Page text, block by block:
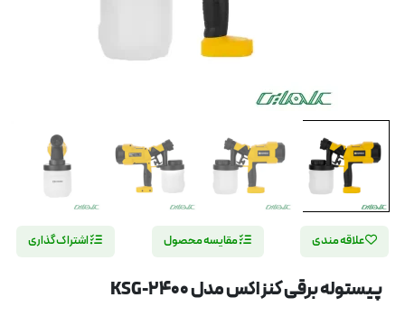
علاقه مندی مقایسه محصول اشتراک گذاری
پیستوله برقی کنزاکس مدل KSG-2400